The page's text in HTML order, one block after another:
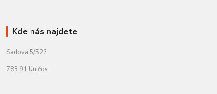
Kde nás najdete
Sadová 5/523
783 91 Uničov